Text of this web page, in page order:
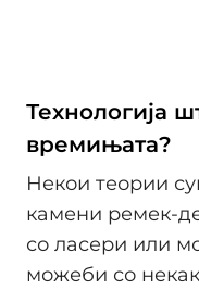
Технологија
времињата?
Некои теории
камени ремек-
со ласери или
можеби со